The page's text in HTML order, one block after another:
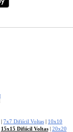
| 7x7 Difiícil Voltas | 10x10
15x15 Difiícil Voltas| 20x20